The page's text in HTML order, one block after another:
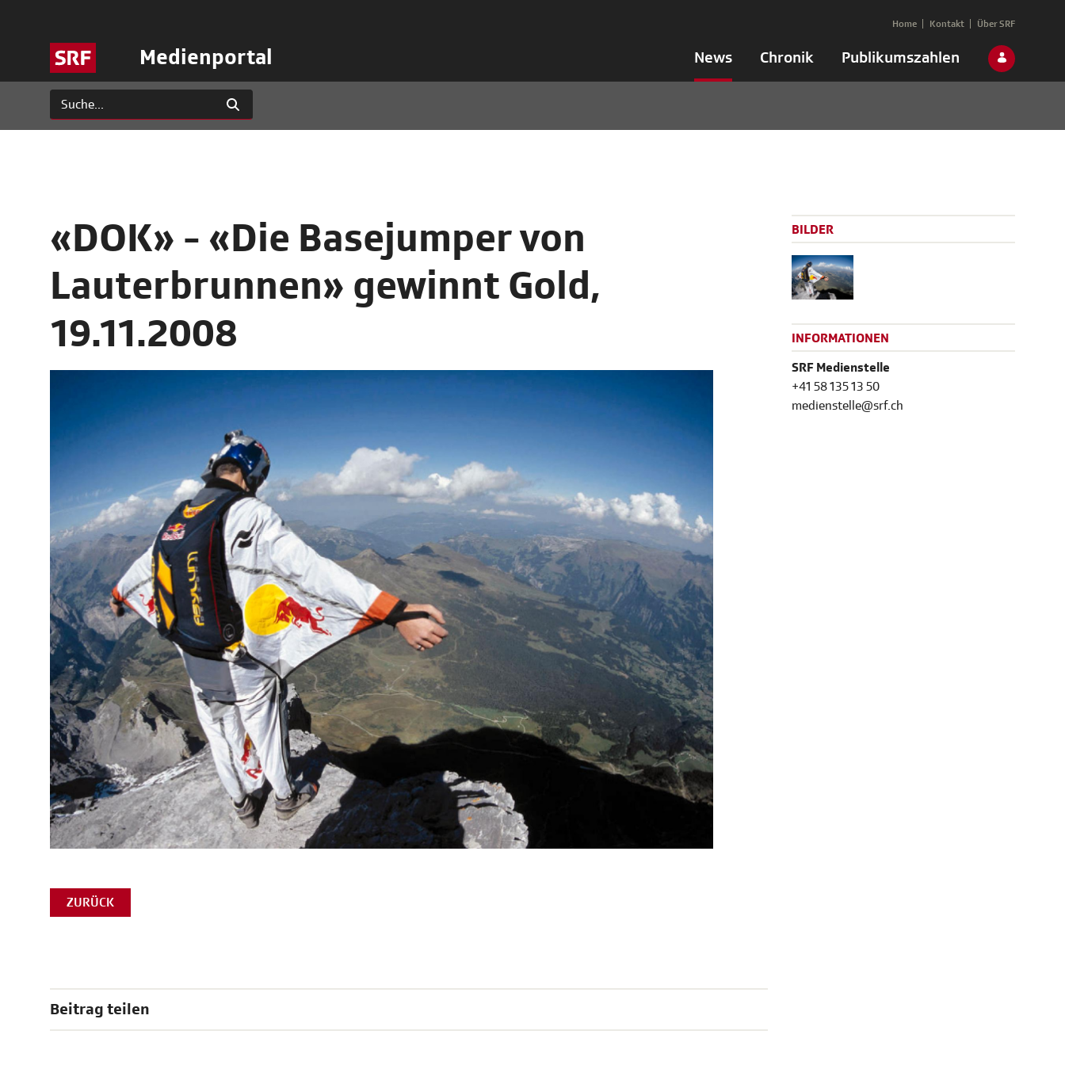
Medienportal News Chronik Publikumszahlen
Home Kontakt Über SRF
«DOK» - «Die Basejumper von
Lauterbrunnen» gewinnt Gold,
19.11.2008
ZURÜCK
Beitrag teilen
BILDER
INFORMATIONEN
SRF Medienstelle
+41 58 135 13 50
medienstelle@srf.ch